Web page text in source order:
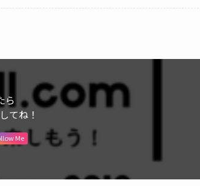
ら
てね！
Me